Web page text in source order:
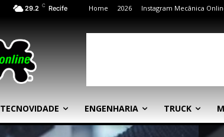
29.2 C Recife Home 2026 Instagram Mecânica
TECNOVIDADE ENGENHARIA TRUCK